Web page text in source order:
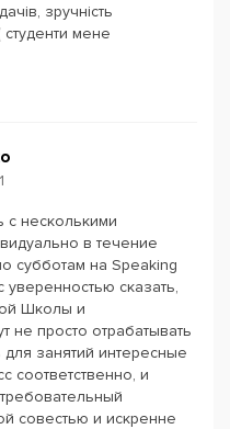
зручність
студенти мене
с несколькими
в течение
субботам на Speaking
сказать,
Школы и
не просто отрабатывать
занятий интересные
соответственно, и
совестью и искренне